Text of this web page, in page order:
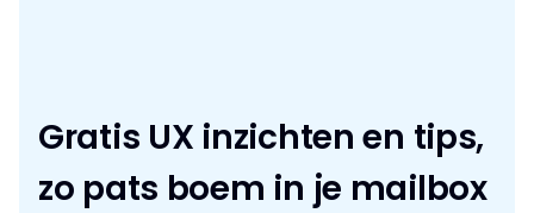
Gratis UX inzichten en tips,
zo pats boem in je mailbox